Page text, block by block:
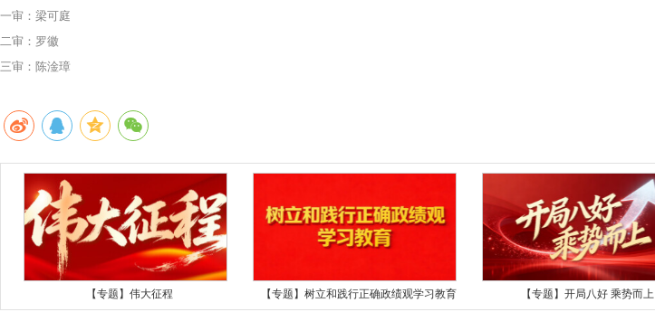
一审：梁可庭
二审：罗徽
三审：陈淦璋
【专题】伟大征程 【专题】树立和践行正确政绩观学习教育 【专题】开局八好 乘势而上